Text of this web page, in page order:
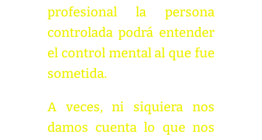
profesional la persona
controlada podrá entender
el control mental al que fue
sometida.
A veces, ni siquiera nos
damos cuenta lo que nos